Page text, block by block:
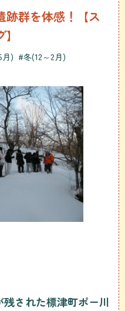
跡群を体感！【ス
月) #冬(12～2月)
された標津町ポー川